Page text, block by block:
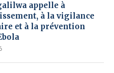
appelle à
à la vigilance
et à la prévention